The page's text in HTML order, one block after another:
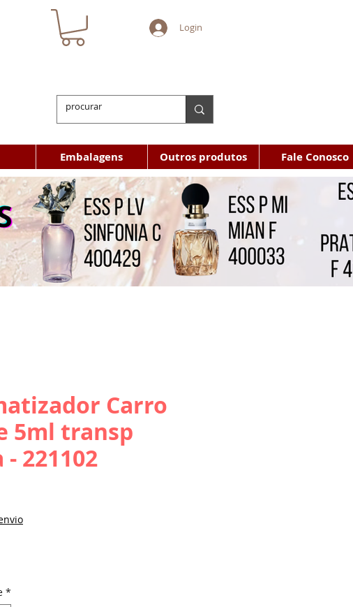
Login
Embalagens Outros produtos Fale Conosco
Carro
5ml transp
221102
*